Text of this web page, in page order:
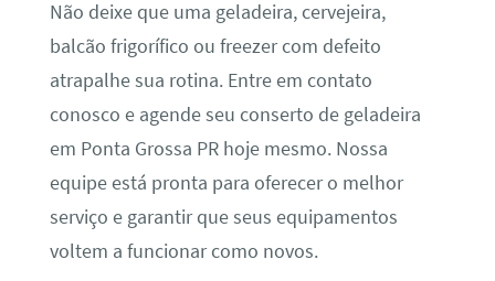
Não deixe que uma geladeira, cervejeira,
balcão frigorífico ou freezer com defeito
atrapalhe sua rotina. Entre em contato
conosco e agende seu conserto de geladeira
em Ponta Grossa PR hoje mesmo. Nossa
equipe está pronta para oferecer o melhor
serviço e garantir que seus equipamentos
voltem a funcionar como novos.